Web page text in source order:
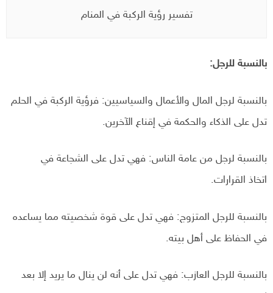
تفسير رؤية الركبة في المنام
بالنسبة للرجل:
بالنسبة لرجل المال والأعمال والسياسيين: فرؤية الركبة في الحلم
تدل على الذكاء والحكمة في إقناع الآخرين.
بالنسبة لرجل من عامة الناس: فهي تدل على الشجاعة في
اتخاذ القرارات.
بالنسبة للرجل المتزوج: فهي تدل على قوة شخصيته مما يساعده
في الحفاظ على أهل بيته.
بالنسبة للرجل العازب: فهي تدل على أنه لن ينال ما يريد إلا بعد